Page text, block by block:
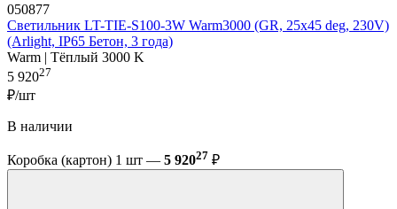
050877
Светильник LT-TIE-S100-3W Warm3000 (GR, 25x45 deg, 230V)
(Arlight, IP65 Бетон, 3 года)
Warm | Тёплый 3000 K
5 92027
₽/шт
В наличии
Коробка (картон) 1 шт — 5 92027 ₽